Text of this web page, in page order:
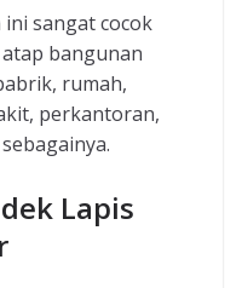
sangat cocok
bangunan
rumah,
perkantoran,
Lapis